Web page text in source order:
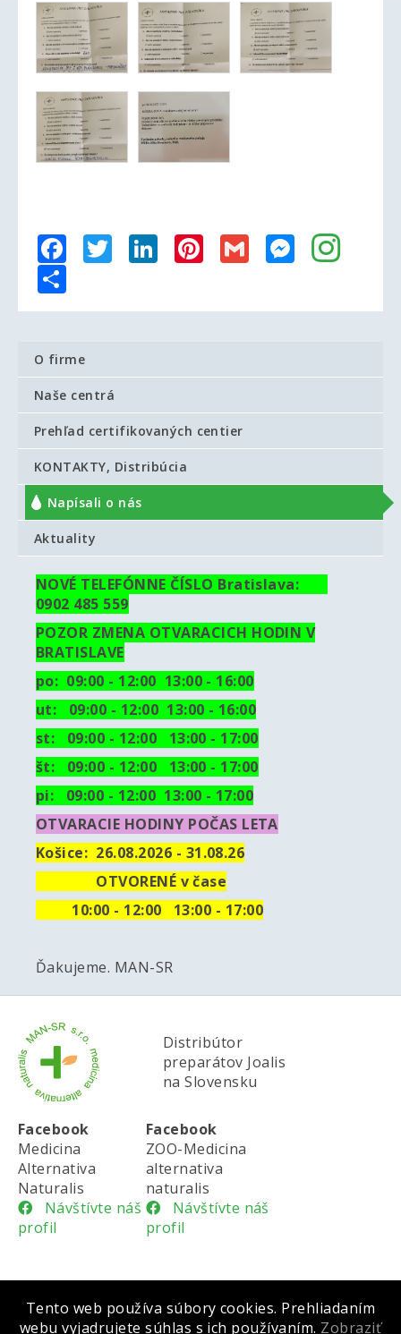
FacebookTwitterLinkedInPinterest
Gmail Messenger
O firme
Naše centrá
Prehľad certifikovaných centier
KONTAKTY, Distribúcia
Napísali o nás
Aktuality
NOVÉ TELEFÓNNE ČÍSLO Bratislava:
0902 485 559
POZOR ZMENA OTVARACICH HODIN V
BRATISLAVE
po: 09:00 - 12:00 13:00 - 16:00
ut: 09:00 - 12:00 13:00 - 16:00
st: 09:00 - 12:00 13:00 - 17:00
št: 09:00 - 12:00 13:00 - 17:00
pi: 09:00 - 12:00 13:00 - 17:00
OTVARACIE HODINY POČAS LETA
Košice: 26.08.2026 - 31.08.26
OTVORENÉ v čase
10:00 - 12:00 13:00 - 17:00
Ďakujeme. MAN-SR
Distribútor
preparátov Joalis
na Slovensku
Facebook
Medicina
Alternativa
Naturalis
Návštívte náš
profil
Facebook
ZOO-Medicina
alternativa
naturalis
Návštívte náš
profil
Všeobecné obchodné podmienky | Cookies |
Ochrana osobných údajov
Tento web používa súbory cookies. Prehliadaním
webu vyjadrujete súhlas s ich používaním. Zobraziť